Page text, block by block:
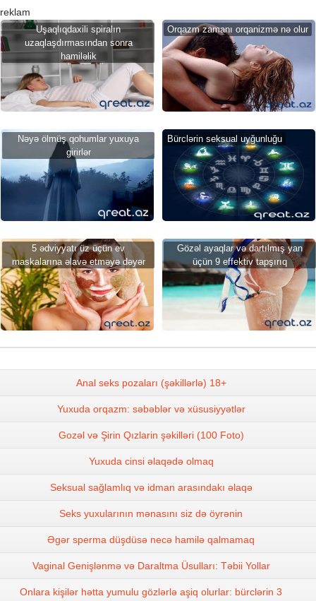
reklam
Uşaqlıqdaxili spiralın
uzaqlaşdırmasından sonra
hamiləlik
Orqazm zamanı orqanizmə nə olur
Nəyə ölmüş qohumlar yuxuya
girirlər
Bürclərin seksual uyğunluğu
5 ədviyyatı üz üçün ev
maskalarına əlavə etməyə dəyər
Gözəl ayaqlar və dartılmış yan
üçün 9 effektiv tapşırıq
Anal seks pozaları (şəkillərlə) 18+
Yuxuda orqazm: səbəblər və xüsusiyyətlər
Gozəl və Şirin Qızlarin şəkilləri (100 Foto)
Yuxuda cinsi əlaqədə olmaq
Seksual sağlamlıq və idman arasındakı əlaqə
Seks yuxularının mənasını siz də öyrənin
Əgər sperma düşdüsə necə hamilə qalmamaq
Vaginal Genişlənmə və Daraltma Üsulları: Təbii Yollar
Onlara kişilər hətta yumulu gözlərlə aşiq olurlar: bürclərin 3